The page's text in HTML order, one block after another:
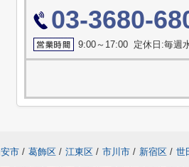
03-3680-
9:00～17:00 定休日:毎週
市 / 葛飾区 / 江東区 / 市川市 / 新宿区 / 世